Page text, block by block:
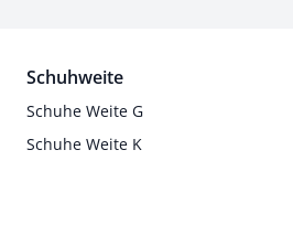
Schuhweite
Schuhe Weite G
Schuhe Weite K